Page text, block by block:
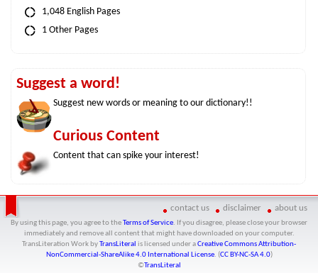
1,048 English Pages
1 Other Pages
Suggest a word!
Suggest new words or meaning to our dictionary!!
Curious Content
Content that can spike your interest!
contact us disclaimer about us
By using this page, you agree to the Terms of Service. If you disagree, please close your browser
immediately and remove all content that might have downloaded on your computer.
TransLiteration Workby TransLiteral is licensed under aCreative Commons Attribution-
NonCommercial-ShareAlike 4.0 International License. (CC BY-NC-SA 4.0)
©TransLiteral